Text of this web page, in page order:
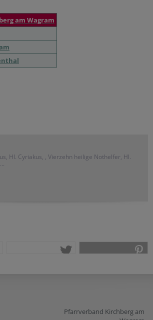
am Wagram
Hl. Cyriakus, , Vierzehn heilige Nothelfer, Hl.
Pfarrverband Kirchberg am